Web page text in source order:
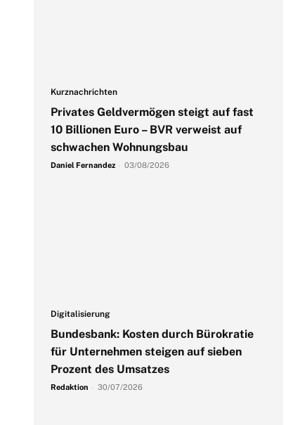
Kurznachrichten
Privates Geldvermögen steigt auf fast
10 Billionen Euro – BVR verweist auf
schwachen Wohnungsbau
Daniel Fernandez 03/08/2026
Digitalisierung
Bundesbank: Kosten durch Bürokratie
für Unternehmen steigen auf sieben
Prozent des Umsatzes
Redaktion 30/07/2026